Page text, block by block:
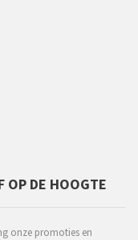
OP DE HOOGTE
onze promoties en